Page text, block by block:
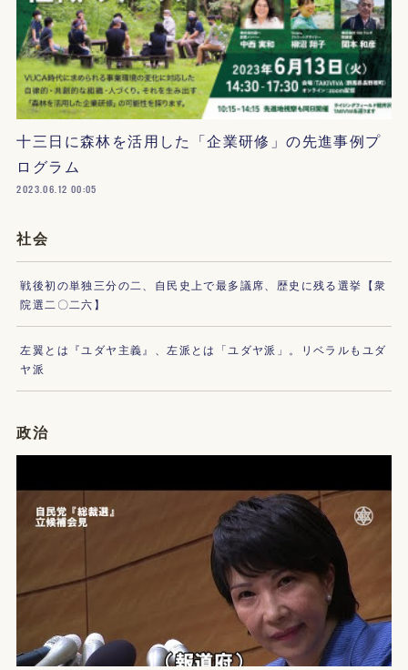
十三日に森林を活用した「企業研修」の先進事例プ
ログラム
2023.06.12 00:05
社会
戦後初の単独三分の二、自民史上で最多議席、歴史に残る選挙【衆
院選二〇二六】
左翼とは『ユダヤ主義』、左派とは「ユダヤ派」。リベラルもユダ
ヤ派
政治